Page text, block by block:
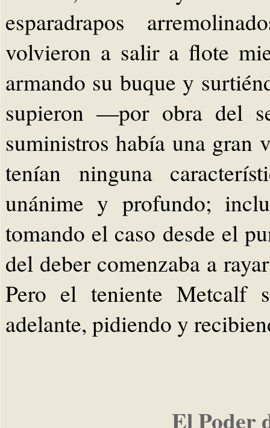
esparadrapos
volvieron a salir a flote
armando su buque y
supieron —por obra del
suministros había una gran
tenían ninguna
unánime y profundo;
tomando el caso desde el
del deber comenzaba a
Pero el teniente Metcalf
adelante, pidiendo y
El Poder